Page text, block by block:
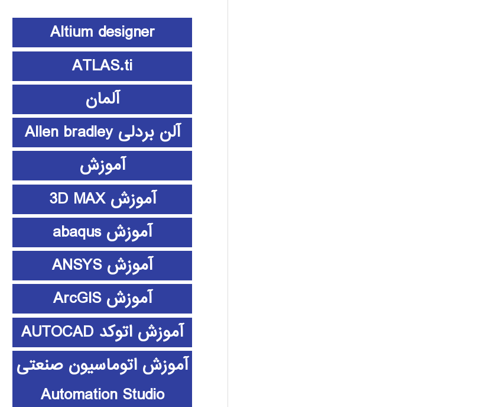
Altium designer
ATLAS.ti
آلمان
آلن بردلی Allen bradley
آموزش
آموزش 3D MAX
آموزش abaqus
آموزش ANSYS
آموزش ArcGIS
آموزش اتوکد AUTOCAD
آموزش اتوماسیون صنعتی
Automation Studio